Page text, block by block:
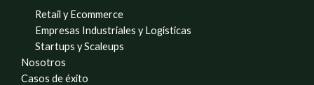
Retail y Ecommerce
Empresas Industriales y Logísticas
Startups y Scaleups
Nosotros
Casos de éxito